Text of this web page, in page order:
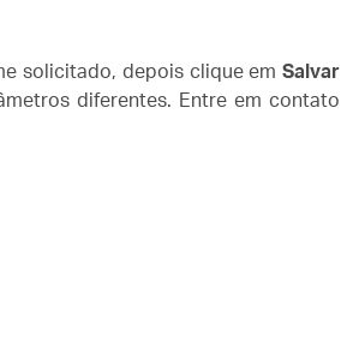
solicitado, depois clique emSalvar
diferentes. Entre em contato